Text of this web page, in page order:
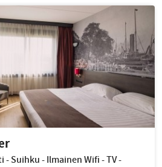
- Suihku - Ilmainen Wifi - TV -